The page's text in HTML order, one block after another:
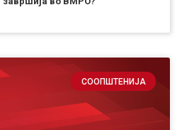
СООПШТЕНИЈА